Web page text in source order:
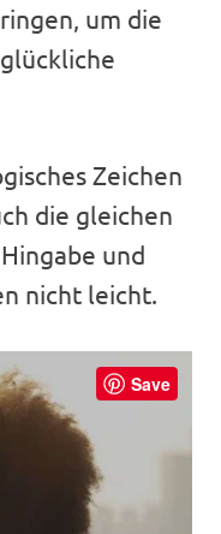
um die
Zeichen
die gleichen
und
nicht leicht.
Save